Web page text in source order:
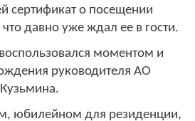
сертификат о посещении
давно уже ждал ее в гости.
моментом и
руководителя АО
юбилейном для резиденции,